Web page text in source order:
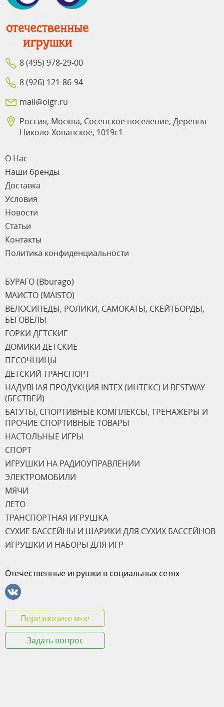
8 (495) 978-29-00
8 (926) 121-86-94
mail@oigr.ru
Россия, Москва, Сосенское поселение, Деревня
Николо-Хованское, 1019с1
О Нас
Наши бренды
Доставка
Условия
Новости
Статьи
Контакты
Политика конфиденциальности
БУРАГО (Bburago)
МАИСТО (MAISTO)
ВЕЛОСИПЕДЫ, РОЛИКИ, САМОКАТЫ, СКЕЙТБОРДЫ,
БЕГОВЕЛЫ
ГОРКИ ДЕТСКИЕ
ДОМИКИ ДЕТСКИЕ
ПЕСОЧНИЦЫ
ДЕТСКИЙ ТРАНСПОРТ
НАДУВНАЯ ПРОДУКЦИЯ INTEX (ИНТЕКС) И BESTWAY
(БЕСТВЕЙ)
БАТУТЫ, СПОРТИВНЫЕ КОМПЛЕКСЫ, ТРЕНАЖЁРЫ И
ПРОЧИЕ СПОРТИВНЫЕ ТОВАРЫ
НАСТОЛЬНЫЕ ИГРЫ
СПОРТ
ИГРУШКИ НА РАДИОУПРАВЛЕНИИ
ЭЛЕКТРОМОБИЛИ
МЯЧИ
ЛЕТО
ТРАНСПОРТНАЯ ИГРУШКА
СУХИЕ БАССЕЙНЫ И ШАРИКИ ДЛЯ СУХИХ БАССЕЙНОВ
ИГРУШКИ И НАБОРЫ ДЛЯ ИГР
Отечественные игрушки в социальных сетях
Перезвоните мне
Задать вопрос